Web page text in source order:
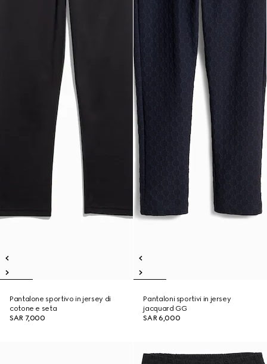
Pantalone sportivo in jersey di
cotone e seta
SAR 7,000
Pantaloni sportivi in jersey
jacquard GG
SAR 6,000